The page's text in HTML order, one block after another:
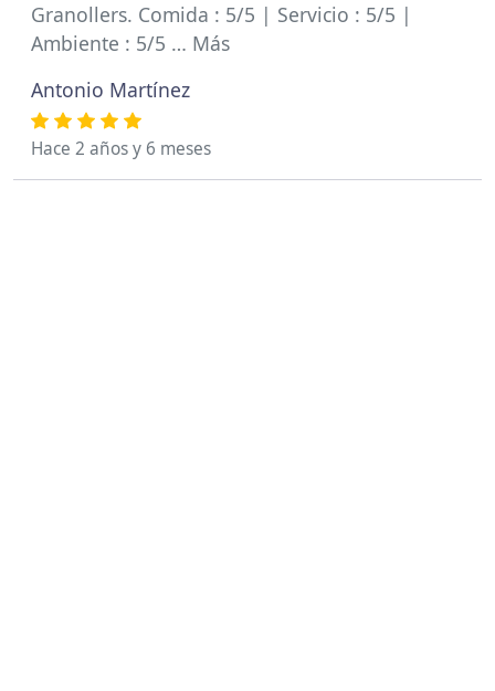
Granollers. Comida : 5/5 | Servicio : 5/5 |
Ambiente : 5/5 … Más
Antonio Martínez
Hace 2 años y 6 meses